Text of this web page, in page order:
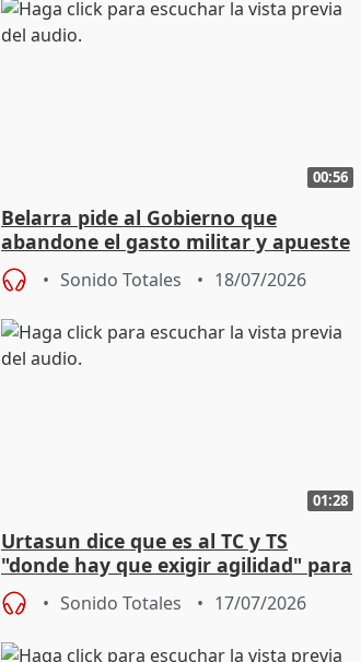
00:56
Belarra pide al Gobierno que
abandone el gasto militar y apueste
"de verdad" por la cultura
Sonido Totales 18/07/2026
01:28
Urtasun dice que es al TC y TS
"donde hay que exigir agilidad" para
aplicar la Ley de Amnistía
Sonido Totales 17/07/2026